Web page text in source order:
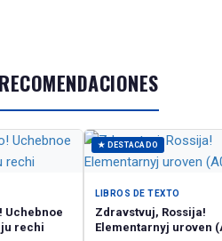
Uchebnoe
rechi
★ DESTACADO
LIBROS DE TEXTO
Zdravstvuj, Rossija!
Elementarnyj uroven